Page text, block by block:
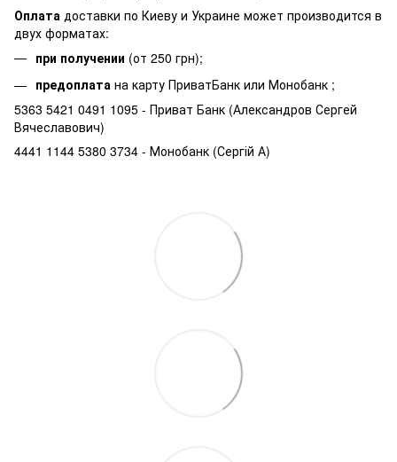
Оплата доставки по Киеву и Украине может производится в
двух форматах:
при получении (от 250 грн);
предоплата на карту ПриватБанк или Монобанк ;
5363 5421 0491 1095 - Приват Банк (Александров Сергей
Вячеславович)
4441 1144 5380 3734 - Монобанк (Сергій А)